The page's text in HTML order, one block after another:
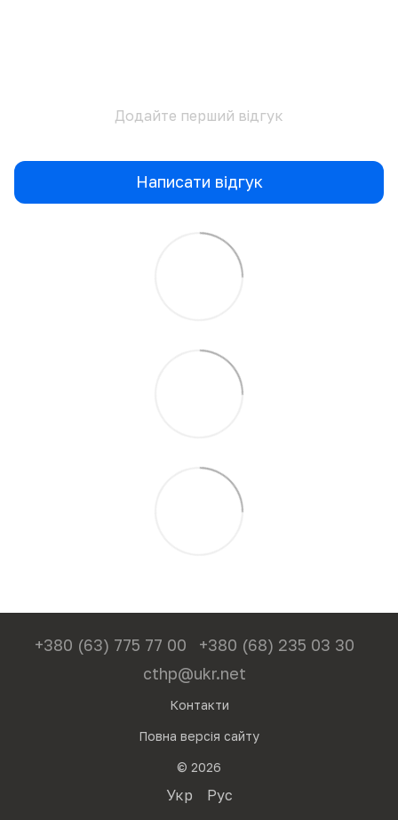
Додайте перший відгук
Написати відгук
+380 (63) 775 77 00
+380 (68) 235 03 30
cthp@ukr.net
Контакти
Повна версія сайту
© 2026
Укр Рус